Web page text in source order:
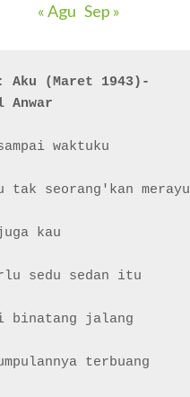
« Agu Sep »
(Maret 1943)-
waktuku
tak seorang'kan merayu
kau
sedu sedan itu
binatang jalang
terbuang